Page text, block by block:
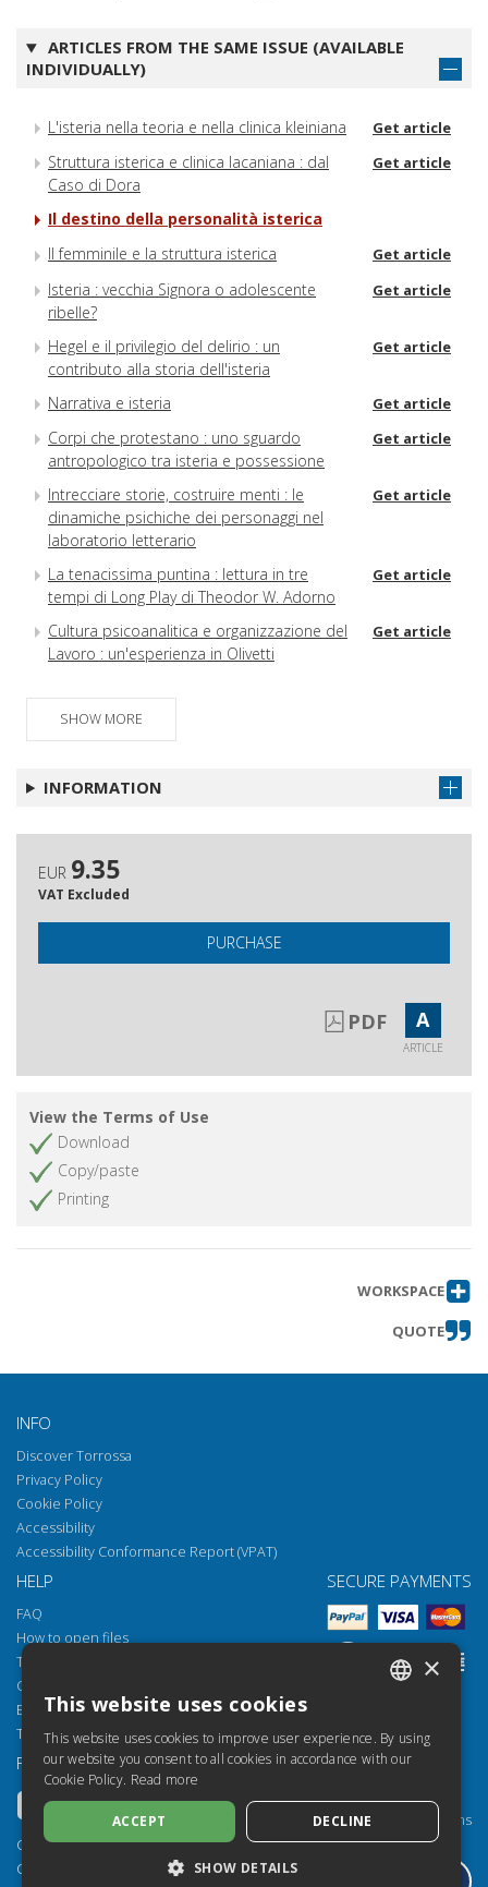
ARTICLES FROM THE SAME ISSUE (AVAILABLE
INDIVIDUALLY)
L'isteria nella teoria e nella clinica kleiniana Get article
Struttura isterica e clinica lacaniana : dal
Caso di Dora
Get article
Il destino della personalità isterica
Il femminile e la struttura isterica
Get article
Isteria : vecchia Signora o adolescente
ribelle?
Get article
Hegel e il privilegio del delirio : un
contributo alla storia dell'isteria
Get article
Narrativa e isteria Get article
Corpi che protestano : uno sguardo
antropologico tra isteria e possessione
Get article
Intrecciare storie, costruire menti : le
dinamiche psichiche dei personaggi nel
laboratorio letterario
Get article
La tenacissima puntina : lettura in tre
tempi di Long Play di Theodor W. Adorno
Get article
Cultura psicoanalitica e organizzazione del
Lavoro : un'esperienza in Olivetti
Get article
SHOW MORE
INFORMATION
EUR 9.35
VAT Excluded
PURCHASE
PDF A
ARTICLE
View the Terms of Use
Download
Copy/paste
Printing
WORKSPACE
QUOTE
INFO
Discover Torrossa
Privacy Policy
Cookie Policy
Accessibility
Accessibility Conformance Report (VPAT)
HELP
FAQ
How to open files
Torrossa Reader
Copyright obligations
Email: helpdesk@torrossa.com
Tel: +39 055 5018800
SECURE PAYMENTS
FOLLOW US
Copyright 2000-2026
Casalini Libri
OUR RESOURCES
Torrossa for Institutions
Torrossa Open
SPANISH
×
This website uses cookies
This website uses cookies to improve user experience. By using
our website you consent to all cookies in accordance with our
Cookie Policy. Read more
ACCEPT DECLINE
SHOW DETAILS